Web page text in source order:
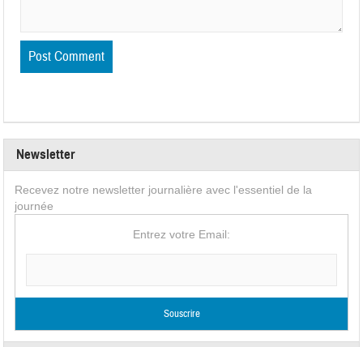
Newsletter
Recevez notre newsletter journalière avec l'essentiel de la
journée
Entrez votre Email: